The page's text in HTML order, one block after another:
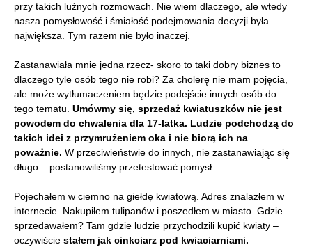
przy takich luźnych rozmowach. Nie wiem dlaczego, ale wtedy
nasza pomysłowość i śmiałość podejmowania decyzji była
największa. Tym razem nie było inaczej.
Zastanawiała mnie jedna rzecz- skoro to taki dobry biznes to
dlaczego tyle osób tego nie robi? Za cholerę nie mam pojęcia,
ale może wytłumaczeniem będzie podejście innych osób do
tego tematu. Umówmy się, sprzedaż kwiatuszków nie jest
powodem do chwalenia dla 17-latka. Ludzie podchodzą do
takich idei z przymrużeniem oka i nie biorą ich na
poważnie. W przeciwieństwie do innych, nie zastanawiając się
długo – postanowiliśmy przetestować pomysł.
Pojechałem w ciemno na giełdę kwiatową. Adres znalazłem w
internecie. Nakupiłem tulipanów i poszedłem w miasto. Gdzie
sprzedawałem? Tam gdzie ludzie przychodzili kupić kwiaty –
oczywiście stałem jak cinkciarz pod kwiaciarniami.